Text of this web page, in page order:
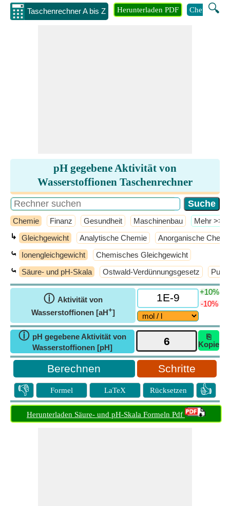
Taschenrechner A bis Z 🔍
Herunterladen PDF Chemie
pH gegebene Aktivität von
Wasserstoffionen Taschenrechner
Chemie Finanz Gesundheit Maschinenbau ​Mehr >>
↳ Gleichgewicht Analytische Chemie Anorganische
⤿ Ionengleichgewicht Chemisches Gleichgewicht
⤿ Säure- und pH-Skala Ostwald-Verdünnungsgesetz
ⓘ Aktivität von
Wasserstoffionen [aH+]
+10%
-10%
ⓘ pH gegebene Aktivität von
Wasserstoffionen [pH]
⎘
Kopie
Schritte
👎 Formel LaTeX Rücksetzen 👍
Herunterladen Säure- und pH-Skala Formeln Pdf